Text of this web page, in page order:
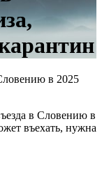
в 2025
в Словению в
въехать, нужна